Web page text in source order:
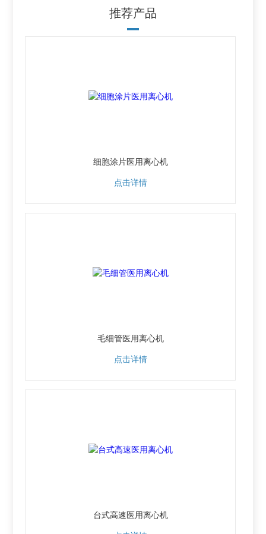
推荐产品
细胞涂片医用离心机
点击详情
毛细管医用离心机
点击详情
台式高速医用离心机